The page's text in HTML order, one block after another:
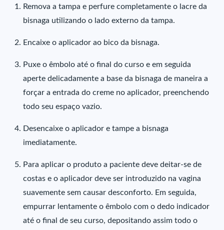
Remova a tampa e perfure completamente o lacre da
bisnaga utilizando o lado externo da tampa.
Encaixe o aplicador ao bico da bisnaga.
Puxe o êmbolo até o final do curso e em seguida
aperte delicadamente a base da bisnaga de maneira a
forçar a entrada do creme no aplicador, preenchendo
todo seu espaço vazio.
Desencaixe o aplicador e tampe a bisnaga
imediatamente.
Para aplicar o produto a paciente deve deitar-se de
costas e o aplicador deve ser introduzido na vagina
suavemente sem causar desconforto. Em seguida,
empurrar lentamente o êmbolo com o dedo indicador
até o final de seu curso, depositando assim todo o